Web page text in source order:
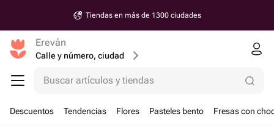
Tiendas en más de 1300 ciudades
Ereván
Calle y número, ciudad
Buscar artículos y tiendas
Descuentos Tendencias Flores Pasteles bento Fresas con